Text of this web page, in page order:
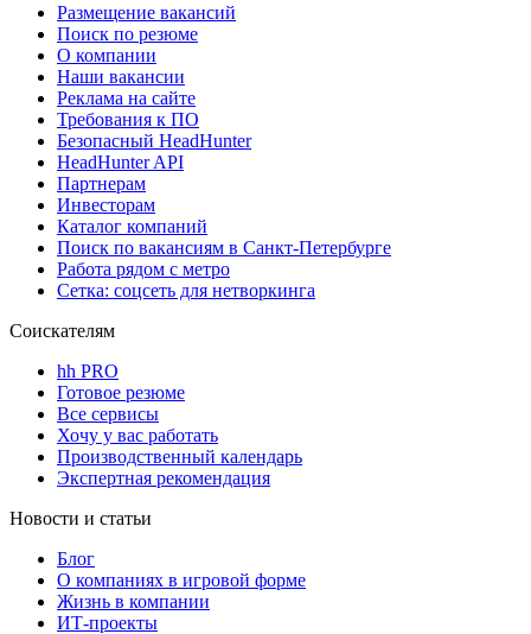
Размещение вакансий
Поиск по резюме
О компании
Наши вакансии
Реклама на сайте
Требования к ПО
Безопасный HeadHunter
HeadHunter API
Партнерам
Инвесторам
Каталог компаний
Поиск по вакансиям в Санкт-Петербурге
Работа рядом с метро
Сетка: соцсеть для нетворкинга
Соискателям
hh PRO
Готовое резюме
Все сервисы
Хочу у вас работать
Производственный календарь
Экспертная рекомендация
Новости и статьи
Блог
О компаниях в игровой форме
Жизнь в компании
ИТ-проекты